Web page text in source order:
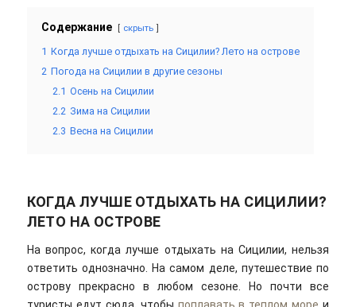
Содержание скрыть
1 Когда лучше отдыхать на Сицилии? Лето на острове
2 Погода на Сицилии в другие сезоны
2.1 Осень на Сицилии
2.2 Зима на Сицилии
2.3 Весна на Сицилии
КОГДА ЛУЧШЕ ОТДЫХАТЬ НА СИЦИЛИИ?
ЛЕТО НА ОСТРОВЕ
На вопрос, когда лучше отдыхать на Сицилии, нельзя
ответить однозначно. На самом деле, путешествие по
острову прекрасно в любом сезоне. Но почти все
туристы едут сюда, чтобы поплавать в теплом море и